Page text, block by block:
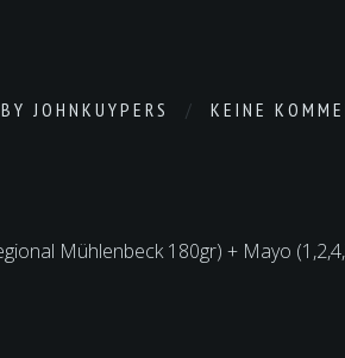
BY JOHNKUYPERS KEINE
Mühlenbeck 180gr) + Mayo